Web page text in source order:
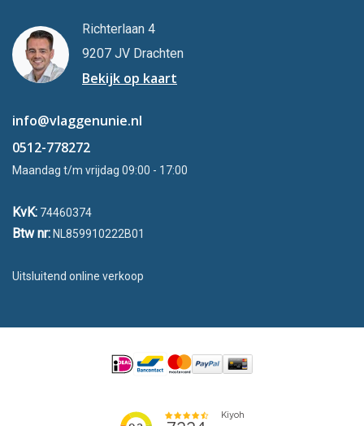
Richterlaan 4
9207 JV Drachten
Bekijk op kaart
info@vlaggenunie.nl
0512-778272
Maandag t/m vrijdag 09:00 - 17:00
KvK: 74460374
Btw nr: NL859910222B01
Uitsluitend online verkoop